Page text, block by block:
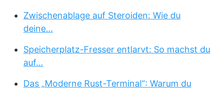
Zwischenablage auf Steroiden: Wie du
deine…
Speicherplatz-Fresser entlarvt: So machst du
auf…
Das „Moderne Rust-Terminal“: Warum du